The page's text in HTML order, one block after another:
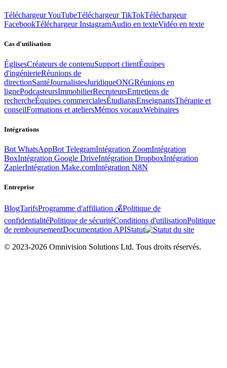
Téléchargeur YouTubeTéléchargeur TikTokTéléchargeur
FacebookTéléchargeur InstagramAudio en texteVidéo en texte
Cas d'utilisation
ÉglisesCréateurs de contenuSupport clientÉquipes
d'ingénierieRéunions de
directionSantéJournalistesJuridiqueONGRéunions en
lignePodcasteursImmobilierRecruteursEntretiens de
rechercheÉquipes commercialesÉtudiantsEnseignantsThérapie et
conseilFormations et ateliersMémos vocauxWebinaires
Intégrations
Bot WhatsAppBot TelegramIntégration ZoomIntégration
BoxIntégration Google DriveIntégration DropboxIntégration
ZapierIntégration Make.comIntégration N8N
Entreprise
BlogTarifsProgramme d'affiliation 💰Politique de
confidentialitéPolitique de sécuritéConditions d'utilisationPolitique
de remboursementDocumentation APIStatut
© 2023-2026 Omnivision Solutions Ltd. Tous droits réservés.